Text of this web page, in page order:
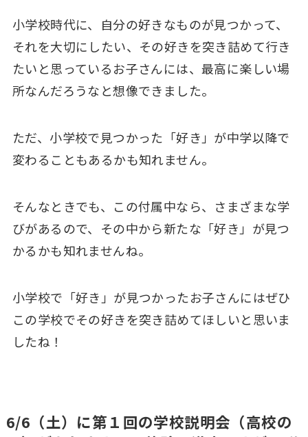
小学校時代に、自分の好きなものが見つかって、
それを大切にしたい、その好きを突き詰めて行き
たいと思っているお子さんには、最高に楽しい場
所なんだろうなと想像できました。
ただ、小学校で見つかった「好き」が中学以降で
変わることもあるかも知れません。
そんなときでも、この付属中なら、さまざまな学
びがあるので、その中から新たな「好き」が見つ
かるかも知れませんね。
小学校で「好き」が見つかったお子さんにはぜひ
この学校でその好きを突き詰めてほしいと思いま
したね！
6/6（土）に第１回の学校説明会（高校の